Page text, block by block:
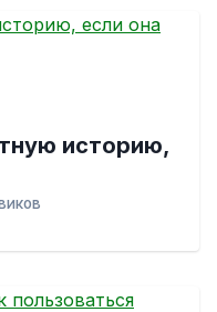
историю,